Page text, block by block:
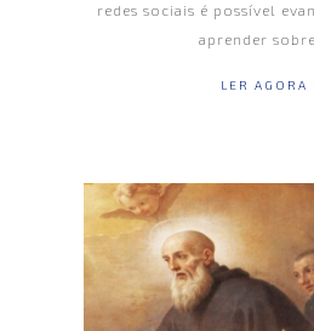
redes sociais é possível
aprender sobre
LER AGORA